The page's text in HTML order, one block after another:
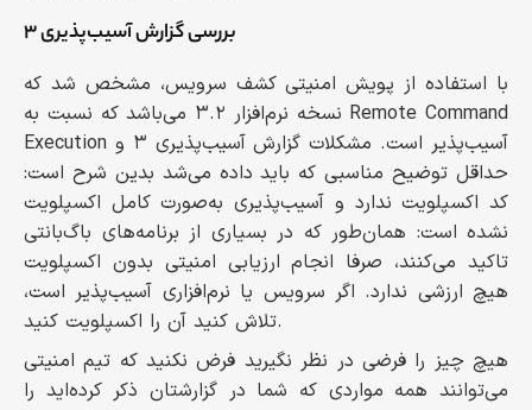
بررسی گزارش آسیب‌پذیری ۳
با استفاده از پویش امنیتی کشف سرویس، مشخص شد که
نسخه نرم‌افزار ۳.۲ می‌باشد که نسبت به Remote Command
Execution آسیب‌پذیر است. مشکلات گزارش آسیب‌پذیری ۳ و
حداقل توضیح مناسبی که باید داده می‌شد بدین شرح است:
کد اکسپلویت ندارد و آسیب‌پذیری به‌صورت کامل اکسپلویت
نشده است: همان‌طور که در بسیاری از برنامه‌های باگ‌بانتی
تاکید می‌کنند، صرفا انجام ارزیابی امنیتی بدون اکسپلویت
هیچ ارزشی ندارد. اگر سرویس یا نرم‌افزاری آسیب‌پذیر است،
تلاش کنید آن را اکسپلویت کنید.
هیچ چیز را فرضی در نظر نگیرید فرض نکنید که تیم امنیتی
می‌توانند همه مواردی که شما در گزارشتان ذکر کرده‌اید را